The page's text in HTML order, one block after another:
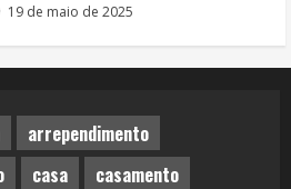
19 de maio de 2025
arrependimento
casa
casamento